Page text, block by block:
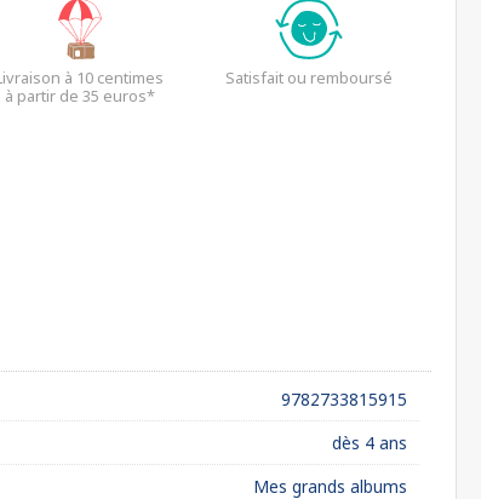
à 10 centimes
à partir de 35 euros*
Satisfait ou remboursé
9782733815915
dès 4 ans
Mes grands albums